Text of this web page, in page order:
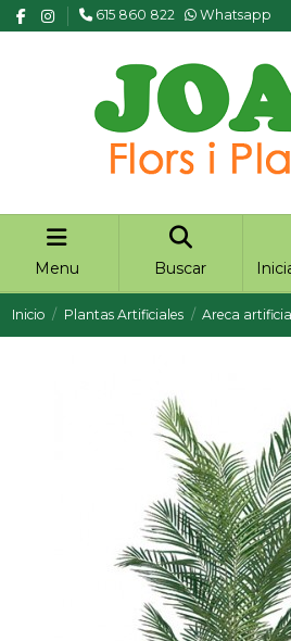
615 860 822 Whatsapp
Menu Buscar
Inicio Plantas Artificiales Areca